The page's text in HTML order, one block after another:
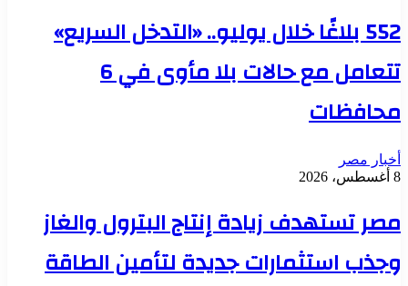
552 بلاغًا خلال يوليو.. «التدخل السريع»
تتعامل مع حالات بلا مأوى في 6
محافظات
أخبار مصر
8 أغسطس، 2026
مصر تستهدف زيادة إنتاج البترول والغاز
وجذب استثمارات جديدة لتأمين الطاقة